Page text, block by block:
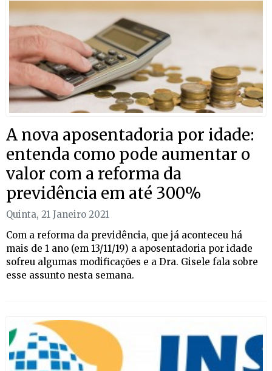
A nova aposentadoria por idade:
entenda como pode aumentar o
valor com a reforma da
previdência em até 300%
Quinta, 21 Janeiro 2021
Com a reforma da previdência, que já aconteceu há
mais de 1 ano (em 13/11/19) a aposentadoria por idade
sofreu algumas modificações e a Dra. Gisele fala sobre
esse assunto nesta semana.